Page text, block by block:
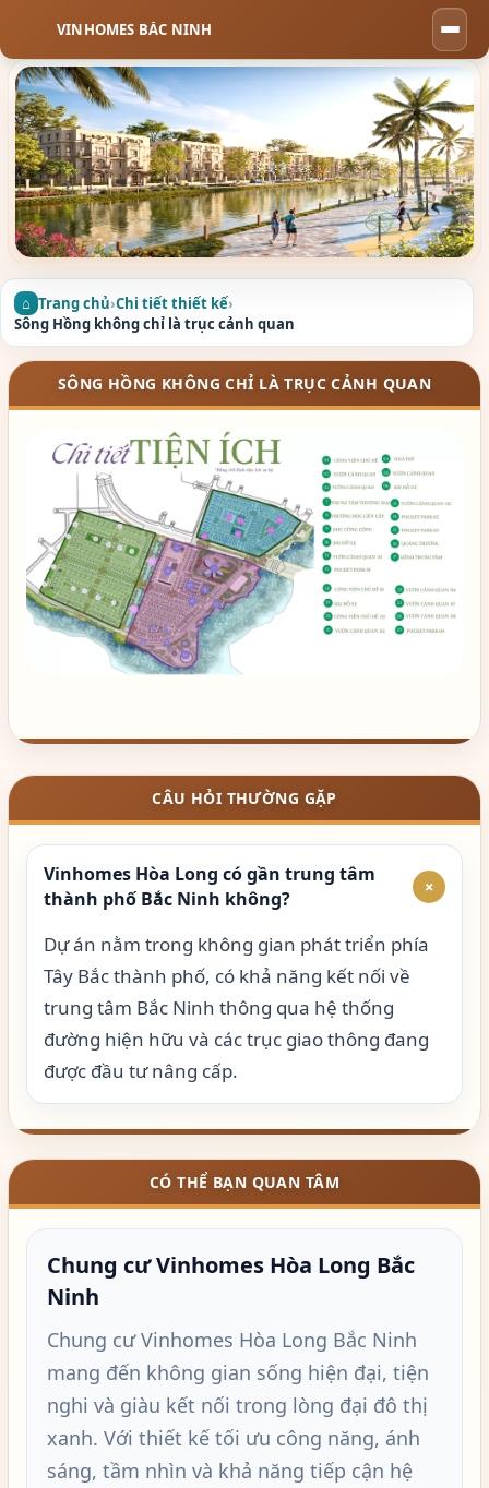
VINHOMES BẮC NINH
Trang chủ›Chi tiết thiết kế›
Sông Hồng không chỉ là trục cảnh quan
SÔNG HỒNG KHÔNG CHỈ LÀ TRỤC CẢNH QUAN
CÂU HỎI THƯỜNG GẶP
Vinhomes Hòa Long có gần trung tâm
thành phố Bắc Ninh không?
+
Dự án nằm trong không gian phát triển phía
Tây Bắc thành phố, có khả năng kết nối về
trung tâm Bắc Ninh thông qua hệ thống
đường hiện hữu và các trục giao thông đang
được đầu tư nâng cấp.
CÓ THỂ BẠN QUAN TÂM
Chung cư Vinhomes Hòa Long Bắc
Ninh
Chung cư Vinhomes Hòa Long Bắc Ninh
mang đến không gian sống hiện đại, tiện
nghi và giàu kết nối trong lòng đại đô thị
xanh. Với thiết kế tối ưu công năng, ánh
sáng, tầm nhìn và khả năng tiếp cận hệ